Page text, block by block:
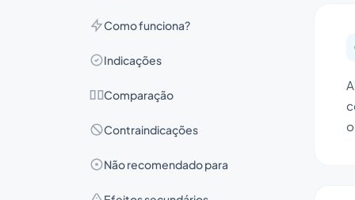
Como funciona?
Indicações
Comparação
Contraindicações
Não recomendado para